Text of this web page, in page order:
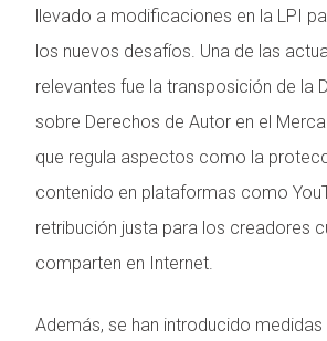
llevado a modificaciones en la LPI
los nuevos desafíos. Una de las
relevantes fue la transposición de la
sobre Derechos de Autor en el
que regula aspectos como la
contenido en plataformas como
retribución justa para los creadores
comparten en Internet.
Además, se han introducido